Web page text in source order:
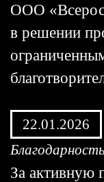
ООО
в решении
22.01.2026
За активную